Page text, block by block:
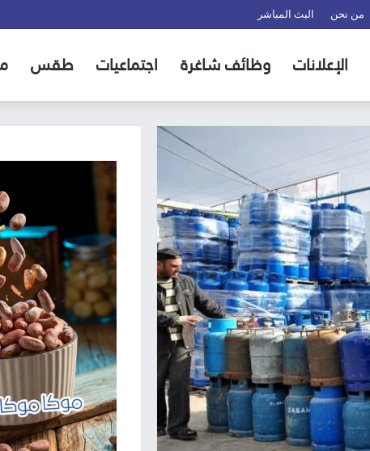
من نحن البث المباشر
الإعلانات وظائف شاغرة اجتماعيات طقس